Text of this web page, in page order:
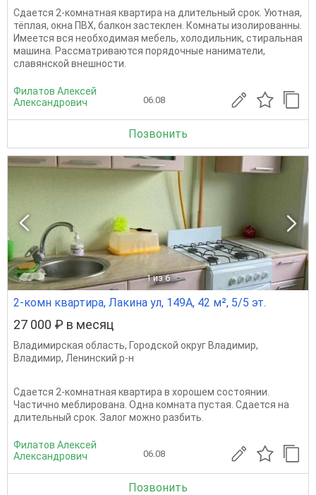
Сдается 2-комнатная квартира на длительный срок. Уютная,
тёплая, окна ПВХ, балкон застеклен. Комнаты изолированны.
Имеется вся необходимая мебель, холодильник, стиральная
машина. Рассматриваются порядочные наниматели,
славянской внешности.
Филатов Алексей
Александрович
06.08
Позвонить
1 из 6
2-комн квартира, Лакина ул, 149А, 42 м², 5/5 эт.
27 000 ₽ в месяц
Владимирская область, Городской округ Владимир,
Владимир, Ленинский р-н
Сдается 2-комнатная квартира в хорошем состоянии.
Частично меблирована. Одна комната пустая. Сдается на
длительный срок. Залог можно разбить.
Филатов Алексей
Александрович
06.08
Позвонить